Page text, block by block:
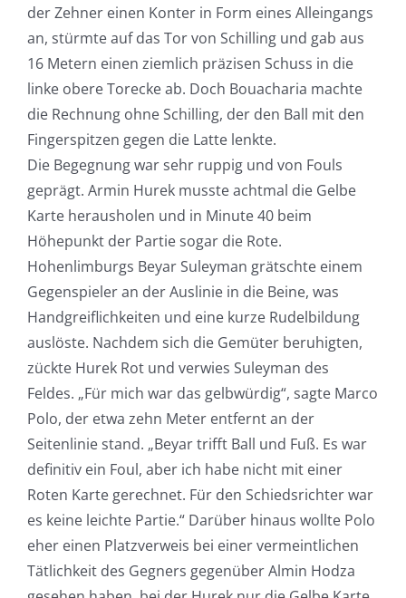
der Zehner einen Konter in Form eines Alleingangs
an, stürmte auf das Tor von Schilling und gab aus
16 Metern einen ziemlich präzisen Schuss in die
linke obere Torecke ab. Doch Bouacharia machte
die Rechnung ohne Schilling, der den Ball mit den
Fingerspitzen gegen die Latte lenkte.
Die Begegnung war sehr ruppig und von Fouls
geprägt. Armin Hurek musste achtmal die Gelbe
Karte herausholen und in Minute 40 beim
Höhepunkt der Partie sogar die Rote.
Hohenlimburgs Beyar Suleyman grätschte einem
Gegenspieler an der Auslinie in die Beine, was
Handgreiflichkeiten und eine kurze Rudelbildung
auslöste. Nachdem sich die Gemüter beruhigten,
zückte Hurek Rot und verwies Suleyman des
Feldes. „Für mich war das gelbwürdig“, sagte Marco
Polo, der etwa zehn Meter entfernt an der
Seitenlinie stand. „Beyar trifft Ball und Fuß. Es war
definitiv ein Foul, aber ich habe nicht mit einer
Roten Karte gerechnet. Für den Schiedsrichter war
es keine leichte Partie.“ Darüber hinaus wollte Polo
eher einen Platzverweis bei einer vermeintlichen
Tätlichkeit des Gegners gegenüber Almin Hodza